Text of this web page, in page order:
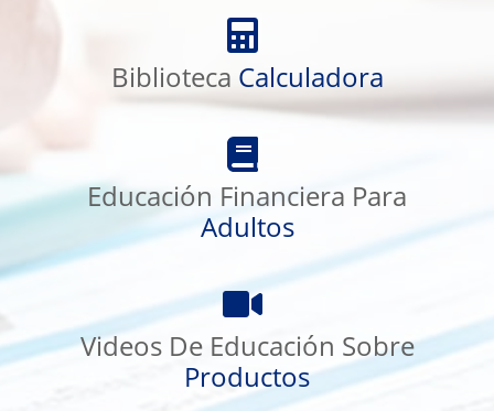
Biblioteca Calculadora
Biblioteca
Calculadora
Educación Financiera Para
Adultos
Educación
Financiera
Para
Adultos
Videos De Educación Sobre
Productos
Videos
De
Educación
Sobre
Productos